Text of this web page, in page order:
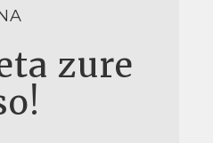
zure